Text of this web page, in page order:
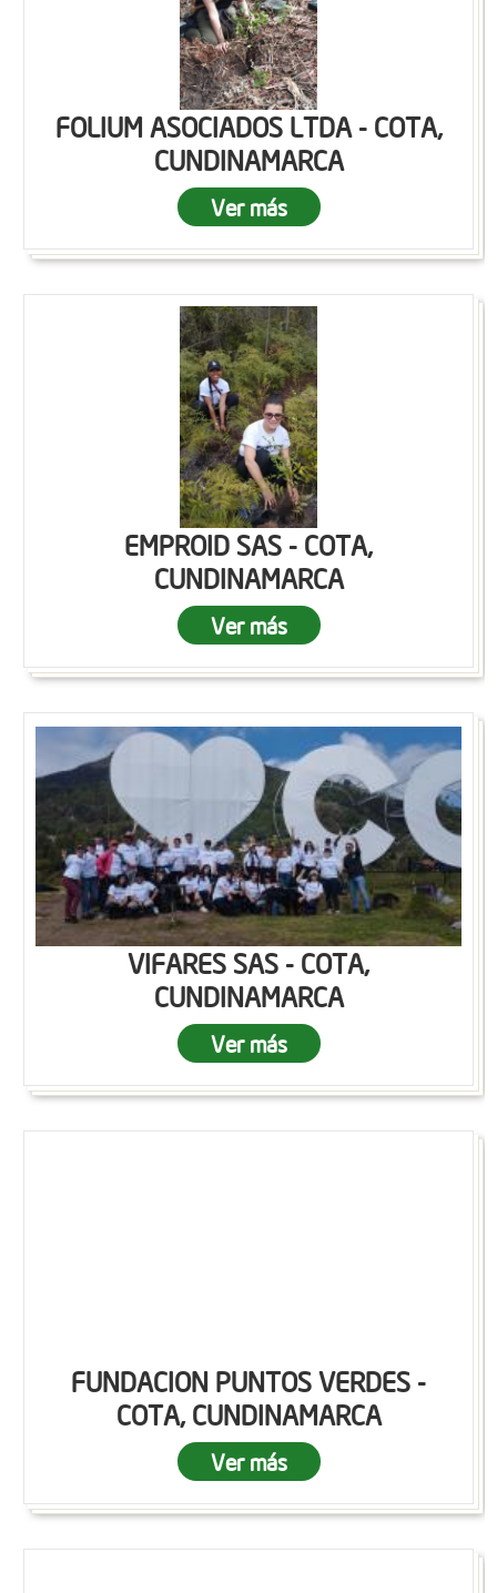
FOLIUM ASOCIADOS LTDA - COTA,
CUNDINAMARCA
Ver más
EMPROID SAS - COTA,
CUNDINAMARCA
Ver más
VIFARES SAS - COTA,
CUNDINAMARCA
Ver más
FUNDACION PUNTOS VERDES -
COTA, CUNDINAMARCA
Ver más